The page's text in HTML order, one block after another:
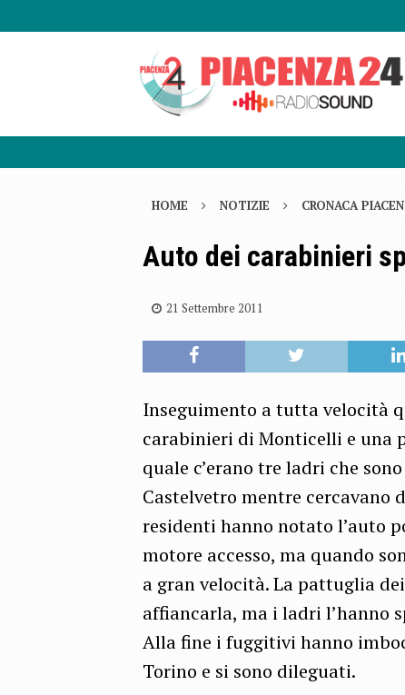
HOME NOTIZIE CRONACA
Auto dei carabinieri
21 Settembre 2011
Inseguimento a tutta velocità
carabinieri di Monticelli e una
quale c’erano tre ladri che
Castelvetro mentre
residenti hanno notato l’auto
motore accesso, ma quando
a gran velocità. La pattuglia
affiancarla, ma i ladri l’hanno
Alla fine i fuggitivi hanno
Torino e si sono dileguati.